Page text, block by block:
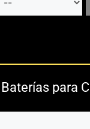
Baterías para